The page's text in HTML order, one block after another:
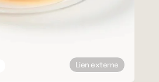
Lien externe